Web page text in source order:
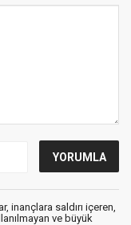
inançlara saldırı içeren,
ve büyük